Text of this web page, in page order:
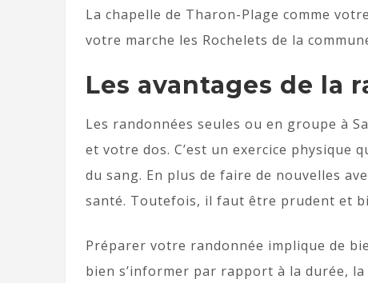
La chapelle de Tharon-Plage comme
votre marche les Rochelets de la
Les avantages de la
Les randonnées seules ou en groupe à
et votre dos. C’est un exercice physique
du sang. En plus de faire de nouvelles
santé. Toutefois, il faut être prudent et
Préparer votre randonnée implique de
bien s’informer par rapport à la durée,